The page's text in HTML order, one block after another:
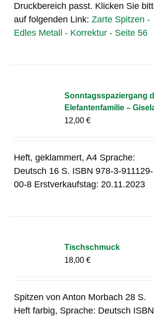
Druckbereich passt. Klicken Sie
auf folgenden Link:Zarte Spitzen -
Edles Metall - Korrektur - Seite 56
Sonntagsspaziergang
Elefantenfamilie –
12,00€
Heft, geklammert, A4 Sprache:
Deutsch 16 S. ISBN 978-3-911129-
00-8 Erstverkaufstag: 20.11.2023
Tischschmuck
18,00€
Spitzen von Anton Morbach 28 S.
Heft farbig, Sprache: Deutsch ISBN